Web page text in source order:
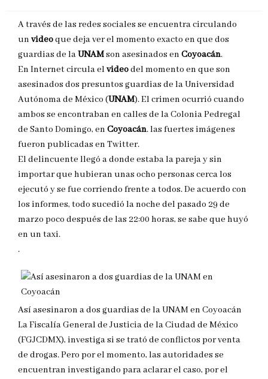
A través de las redes sociales se encuentra circulando
un videoque deja ver el momento exacto en que dos
guardias de laUNAMson asesinados en Coyoacán.
En Internet circula elvideodel momento en que son
asesinados dos presuntos guardias de la Universidad
Autónoma de México (UNAM). El crimen ocurrió cuando
ambos se encontraban en calles de la Colonia Pedregal
de Santo Domingo, en Coyoacán. las fuertes imágenes
fueron publicadas en Twitter.
El delincuente llegó a donde estaba la pareja y sin
importar que hubieran unas ocho personas cerca los
ejecutó y se fue corriendo frente a todos. De acuerdo con
los informes, todo sucedió la noche del pasado 29 de
marzo poco después de las 22:00 horas, se sabe que huyó
en un taxi.
.
Así asesinaron a dos guardias de la UNAM en Coyoacán
La Fiscalía General de Justicia de la Ciudad de México
(FGJCDMX), investiga si se trató de conflictos por venta
de drogas. Pero por el momento, las autoridades se
encuentran investigando para aclarar el caso, por el